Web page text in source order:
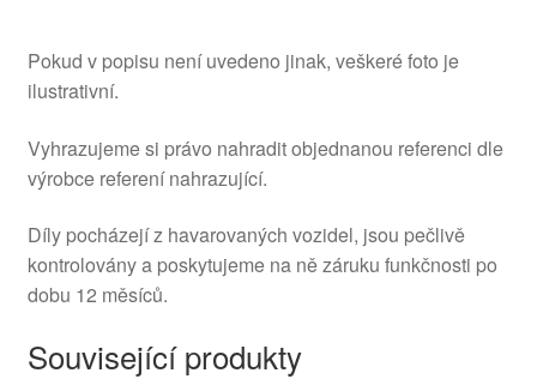
Pokud v popisu není uvedeno jinak, veškeré foto je
ilustrativní.
Vyhrazujeme si právo nahradit objednanou referenci dle
výrobce referení nahrazující.
Díly pocházejí z havarovaných vozidel, jsou pečlivě
kontrolovány a poskytujeme na ně záruku funkčnosti po
dobu 12 měsíců.
Související produkty